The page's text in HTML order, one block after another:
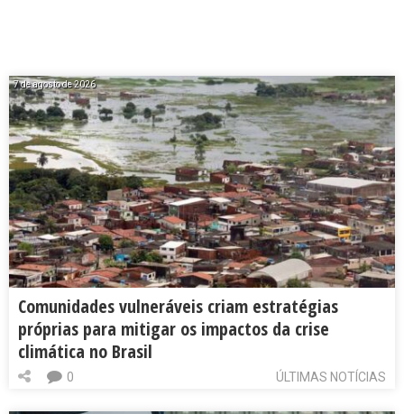
7 de agosto de 2026
Comunidades vulneráveis criam estratégias
próprias para mitigar os impactos da crise
climática no Brasil
ÚLTIMAS NOTÍCIAS
0